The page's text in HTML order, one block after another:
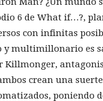
6 de What if…?,
con infinitas
y multimillonario es
Killmonger,
crean una
poniendo